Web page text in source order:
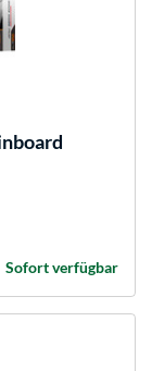
Sofort verfügbar